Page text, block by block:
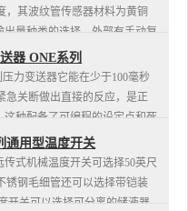
，其波纹管传感器材料为黄铜
量种类的选择。外部有手动复
合装置。可用于工业过程报警
器 ONE系列
压力变送器它能在少于100毫秒
急关断做出直接的反应，是正
种配备了可编程的设定点和死
出（SRO），能直接并迅速的
通用型温度开关
传式机械温度开关可选择50英尺
锈钢毛细管还可以选择带铠装
开关可以选择可分离的储液器